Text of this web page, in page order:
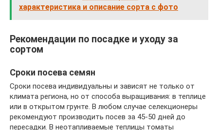
характеристика и описание сорта с фото
Рекомендации по посадке и уходу за
сортом
Сроки посева семян
Сроки посева индивидуальны и зависят не только от
климата региона, но от способа выращивания: в теплице
или в открытом грунте. В любом случае селекционеры
рекомендуют производить посев за 45-50 дней до
пересадки. В неотапливаемые теплицы томаты